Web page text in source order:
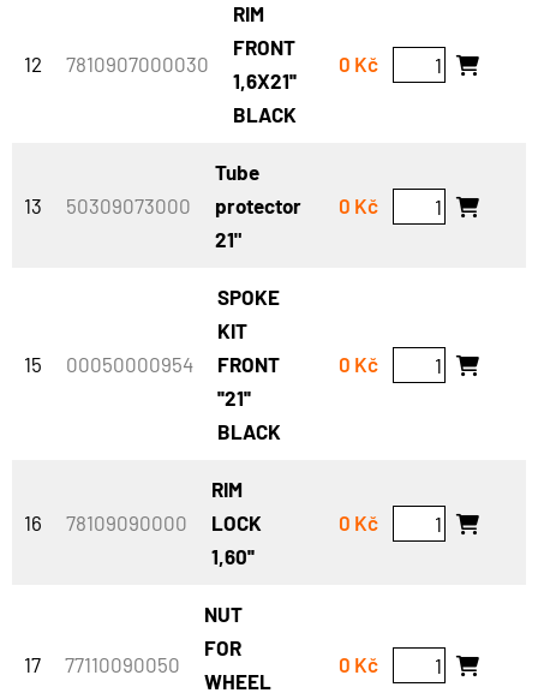
12 7810907000030
RIM
FRONT
1,6X21''
BLACK
0 Kč
13 50309073000
Tube
protector
21"
0 Kč
15 00050000954
SPOKE
KIT
FRONT
''21''
BLACK
0 Kč
16 78109090000
RIM
LOCK
1,60''
0 Kč
17 77110090050
NUT
FOR
WHEEL
0 Kč